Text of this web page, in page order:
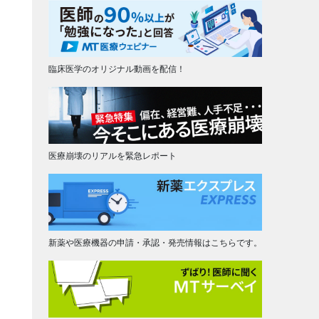
臨床医学のオリジナル動画を配信！
医療崩壊のリアルを緊急レポート
新薬や医療機器の申請・承認・発売情報はこちらです。